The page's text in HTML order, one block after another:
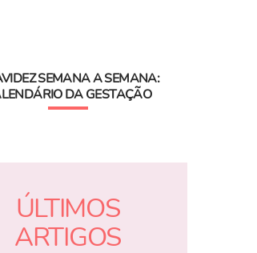
SEMANA A SEMANA:
DA GESTAÇÃO
ÚLTIMOS
ARTIGOS